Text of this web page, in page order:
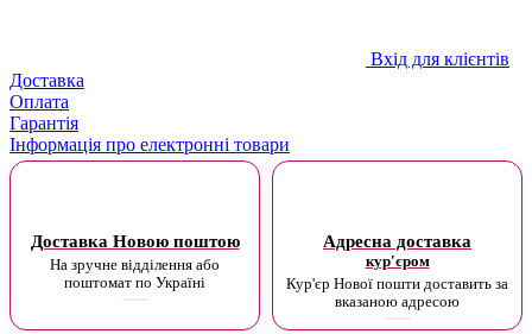
Вхід для клієнтів
Доставка
Оплата
Гарантія
Інформація про електронні товари
Доставка Новою поштою
На зручне відділення або
поштомат по Україні
Адресна доставка
кур'єром
Кур'єр Нової пошти доставить за
вказаною адресою